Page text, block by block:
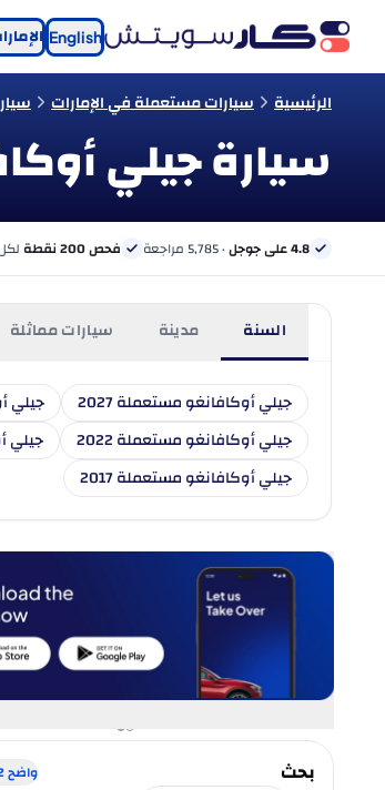
English
الرئيسية سيارات مستعملة في الإمارات
سيارة جيلي
4.8 على جوجل · 5,785 مراجعة فحص 200 نقطة
السنة مدينة سيارات مماثلة
جيلي أوكافانغو مستعملة 2027 جيلي
جيلي أوكافانغو مستعملة 2022
جيلي
جيلي أوكافانغو مستعملة 2017
بحث واضح